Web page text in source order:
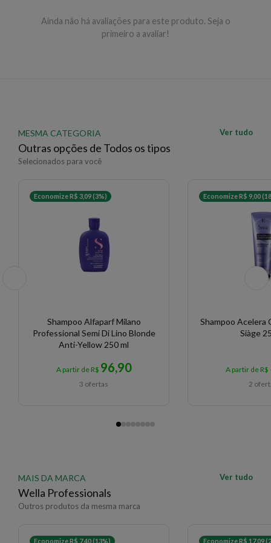
EAN: 8005610531632 - 308
✨ Descrição gerada por IA a partir de dados das lojas
Ainda não há avaliações para este produto. Seja o
primeiro a avaliar!
MESMA CATEGORIA
Outras opções de Todos os tipos
Selecionados para você
Ver tudo
Economize R$ 3,09 (3%)
Shampoo Alfaparf Milano
Professional Semi Di Lino Blonde
Anti-Yellow 250 ml
A partir de R$ 96,90
3 ofertas
Economize R$ 9,00
Shampoo Acelera
Siàge
A partir de R$
2
MAIS DA MARCA
Wella Professionals
Outros produtos da mesma marca
Ver tudo
Economize R$ 7,40 (13%) Economize R$ 17,09